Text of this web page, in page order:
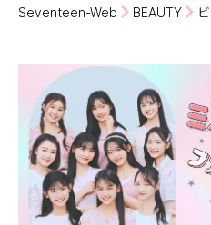
Seventeen-Web BEAUTY